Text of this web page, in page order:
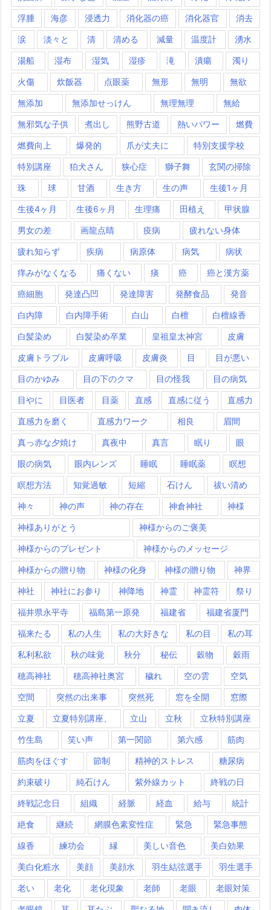
浮腫 海彦 浸透力 消化器の癌 消化器官 消去
涙 淡々と 清 清める 減量 温度計 湧水
湯船 湿布 湿気 湿疹 滝 潰瘍 濁り
火傷 炊飯器 点眼薬 無形 無明 無欲
無添加 無添加せっけん 無理無理 無給
無邪気な子供 煮出し 熊野古道 熱いパワー 燃費
燃費向上 爆発的 爪が丈夫に 特別支援学校
特別講座 狛犬さん 狭心症 獅子舞 玄関の掃除
珠 球 甘酒 生き方 生の声 生後1ヶ月
生後4ヶ月 生後6ヶ月 生理痛 田植え 甲状腺
男女の差 画龍点睛 疫病 疲れない身体
疲れ知らず 疾病 病原体 病気 病状
痒みがなくなる 痛くない 痰 癌 癌と漢方薬
癌細胞 発達凸凹 発達障害 発酵食品 発音
白内障 白内障手術 白山 白檀 白檀線香
白髪染め 白髪染め卒業 皇祖皇太神宮 皮膚
皮膚トラブル 皮膚呼吸 皮膚炎 目 目が悪い
目のかゆみ 目の下のクマ 目の怪我 目の病気
目やに 目医者 目薬 直感 直感に従う 直感力
直感力を磨く 直感力ワーク 相良 眉間
真っ赤な夕焼け 真夜中 真言 眠り 眼
眼の病気 眼内レンズ 睡眠 睡眠薬 瞑想
瞑想方法 知覚過敏 短縮 石けん 祓い清め
神々 神の声 神の存在 神倉神社 神様
神様ありがとう 神様からのご褒美
神様からのプレゼント 神様からのメッセージ
神様からの贈り物 神様の化身 神様の贈り物 神界
神社 神社にお参り 神降地 神霊 神霊符 祭り
福井県永平寺 福島第一原発 福建省 福建省厦門
福来たる 私の人生 私の大好きな 私の目 私の耳
私利私欲 秋の味覚 秋分 秘伝 穀物 穀雨
穂高神社 穂高神社奥宮 穢れ 空の雲 空気
空間 突然の出来事 突然死 窓を全開 窓際
立夏 立夏特別講座、 立山 立秋 立秋特別講座
竹生島 笑い声 第一関節 第六感 筋肉
筋肉をほぐす 節制 精神的ストレス 糖尿病
約束破り 純石けん 紫外線カット 終戦の日
終戦記念日 組織 経脈 経血 給与 統計
絶食 継続 網膜色素変性症 緊急 緊急事態
線香 練功会 縁 美しい音色 美白効果
美白化粧水 美顔 美顔水 羽生結弦選手 羽生選手
老い 老化 老化現象 老師 老眼 老眼対策